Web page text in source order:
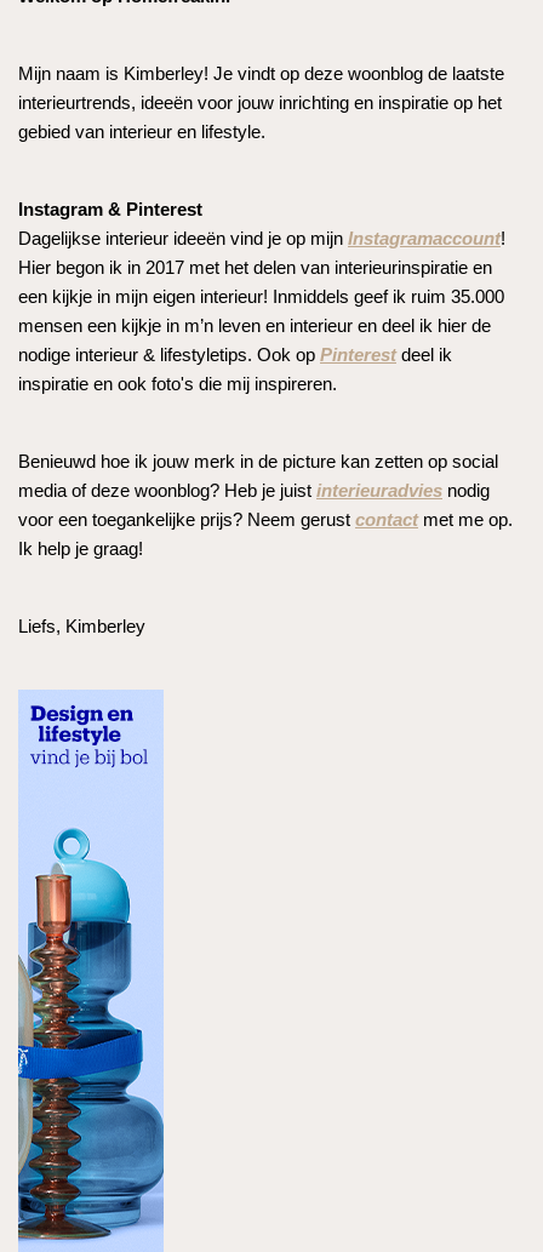
Mijn naam is Kimberley! Je vindt op deze woonblog de laatste
interieurtrends, ideeën voor jouw inrichting en inspiratie op het
gebied van interieur en lifestyle.
Instagram & Pinterest
Dagelijkse interieur ideeën vind je op mijn Instagramaccount!
Hier begon ik in 2017 met het delen van interieurinspiratie en
een kijkje in mijn eigen interieur! Inmiddels geef ik ruim 35.000
mensen een kijkje in m’n leven en interieur en deel ik hier de
nodige interieur & lifestyletips. Ook op Pinterestdeel ik
inspiratie en ook foto's die mij inspireren.
Benieuwd hoe ik jouw merk in de picture kan zetten op social
media of deze woonblog? Heb je juist interieuradvies nodig
voor een toegankelijke prijs? Neem gerust contactmet me op.
Ik help je graag!
Liefs, Kimberley